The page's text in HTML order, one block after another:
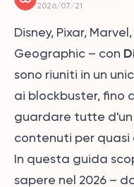
2026/07/21
Disney, Pixar,
Geographic – con
sono riuniti in un
ai blockbuster, fino
guardare tutte
contenuti per
In questa guida
sapere nel 2026 –